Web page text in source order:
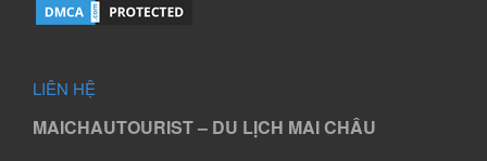
LIÊN HỆ
MAICHAUTOURIST – DU LỊCH MAI CHÂU